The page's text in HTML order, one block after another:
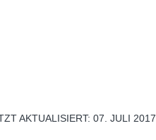
AKTUALISIERT: 07. JULI 2017